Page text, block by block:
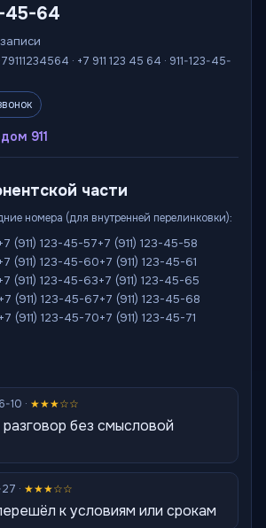
45-64
· +7 911 123 45 64 · 911-123-45-
911
части
номера (для внутренней перелинковки):
(911) 123-45-57+7 (911) 123-45-58
(911) 123-45-60+7 (911) 123-45-61
(911) 123-45-63+7 (911) 123-45-65
+7 (911) 123-45-67+7 (911) 123-45-68
+7 (911) 123-45-70+7 (911) 123-45-71
10 · ★★★☆☆
без смысловой
· ★★★☆☆
к условиям или срокам